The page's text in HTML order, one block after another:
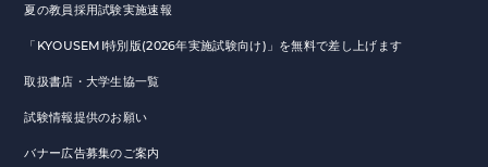
夏の教員採用試験実施速報
「KYOUSEMI特別版(2026年実施試験向け)」を無料で差し上げます
取扱書店・大学生協一覧
試験情報提供のお願い
バナー広告募集のご案内